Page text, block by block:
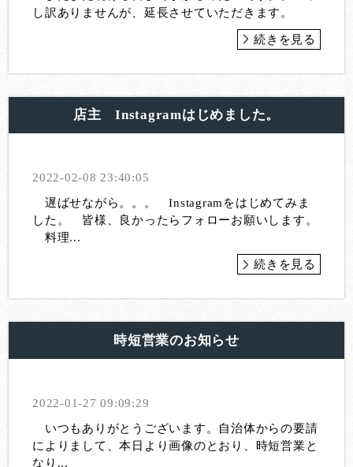
し訳ありませんが、延長させていただきます。
続きを見る
店主 Instagramはじめました。
2022-02-08 23:40:05
遅ばせながら。。。 Instagramをはじめてみま
した。 皆様、良かったらフォローお願いします。
料理...
続きを見る
時短営業のお知らせ
2022-01-27 09:09:29
いつもありがとうございます。自治体からの要請
によりまして、本日より画像のとおり、時短営業と
なり...